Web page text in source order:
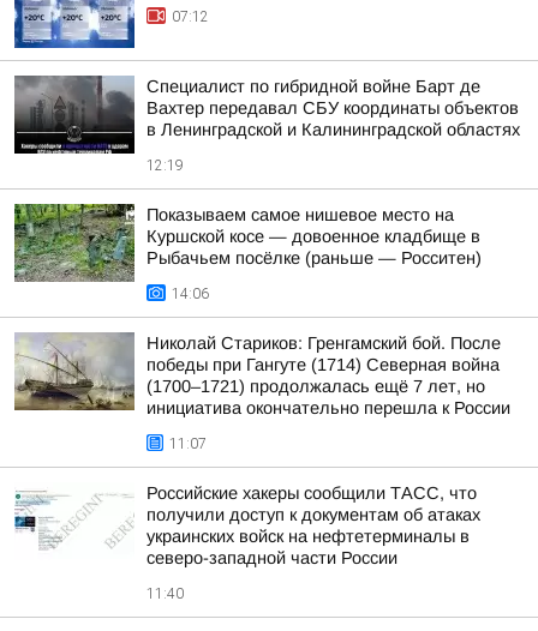
07:12
Специалист по гибридной войне Барт де
Вахтер передавал СБУ координаты объектов
в Ленинградской и Калининградской областях
12:19
Показываем самое нишевое место на
Куршской косе — довоенное кладбище в
Рыбачьем посёлке (раньше — Росситен)
14:06
Николай Стариков: Гренгамский бой. После
победы при Гангуте (1714) Северная война
(1700–1721) продолжалась ещё 7 лет, но
инициатива окончательно перешла к России
11:07
Российские хакеры сообщили ТАСС, что
получили доступ к документам об атаках
украинских войск на нефтетерминалы в
северо-западной части России
11:40